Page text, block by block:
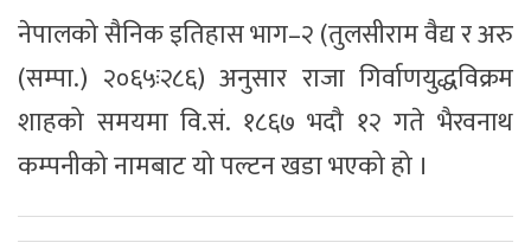
नेपालको सैनिक इतिहास भाग–२ (तुलसीराम वैद्य र अरु
(सम्पा.) २०६५ः२८६) अनुसार राजा गिर्वाणयुद्धविक्रम
शाहको समयमा वि.सं. १८६७ भदौ १२ गते भैरवनाथ
कम्पनीको नामबाट यो पल्टन खडा भएको हो ।